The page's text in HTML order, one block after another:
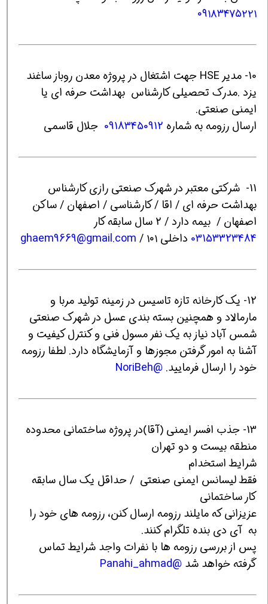
۰۹۱۸۳۴۷۵۲۲۱
10- مدیر HSE جهت اشتغال در پروژه معدن روباز ساغند
یزد .مدرک تحصیلی کارشناس بهداشت حرفه ای یا
ایمنی صنعتی.
ارسال رزومه به شماره 09183450912 جلال قاسمی
11- شرکتی معتبر در شهرک صنعتی رازی کارشناس
بهداشت حرفه ای / اقا / کارشناسی / اصفهان / ساکن
اصفهان / بیمه دارد / 2 سال سابقه کار
03153323484 داخلی ۱۰۱ / ghaem9669@gmail.com
12- یک کارخانه تازه تاسیس در زمینه تولید مربا و
مارمالاد و همچنین بسته بندی عسل در شهرک صنعتی
شمس آباد نیاز به یک نفر مسول فنی و کنترل کیفیت و
آشنا به امور گرفتن مجوزها و آزمایشگاه دارد. لطفا رزومه
خود را ارسال فرمایید. @NoriBeh
13- جذب افسر ایمنی (آقا)در پروژه ساختمانی محدوده
منطقه بیست و دو تهران
شرایط استخدام
فقط لیسانس ایمنی صنعتی / حداقل یک سال سابقه
کار ساختمانی
عزیزانی که مایلند رزومه ارسال کنن، رزومه های خود را
به آی دی بنده تلگرام کنند.
پس از بررسی رزومه ها با نفرات واجد شرایط تماس
گرفته خواهد شد @Panahi_ahmad